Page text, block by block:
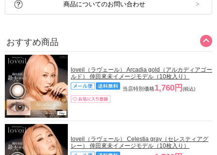
商品についてのお問い合わせ
おすすめ商品
loveil（ラヴェール） Arcadia gold（アルカディアゴー
ルド） 倖田來未イメージモデル（10枚入り）
当店特別価格1,760円 (税込)
loveil（ラヴェール） Celestia gray（セレスティアグ
レー） 倖田來未イメージモデル（10枚入り）